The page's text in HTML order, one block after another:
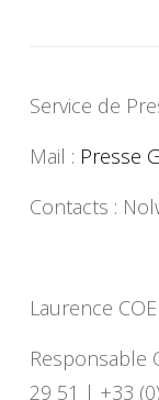
Service de
Mail : Presse
Contacts :
Laurence
Responsable
29 51 | +33